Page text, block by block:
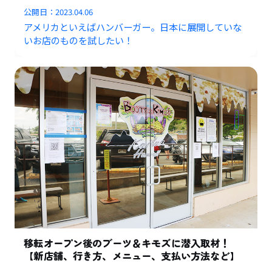
公開日：2023.04.06
アメリカといえばハンバーガー。日本に展開していな
いお店のものを試したい！
移転オープン後のブーツ＆キモズに潜入取材！
【新店舗、行き方、メニュー、支払い方法など】